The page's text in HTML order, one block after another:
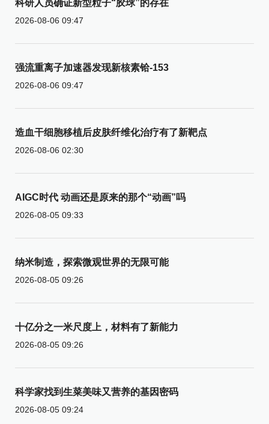
科研人员确证新型粒子“胶球”的存在
2026-08-06 09:47
强流重离子加速器发现新核素铪-153
2026-08-06 09:47
造血干细胞移植后皮肤纤维化治疗有了新靶点
2026-08-06 02:30
AIGC时代 动画还是原来的那个“动画”吗
2026-08-05 09:33
纳米制造，探索微观世界的无限可能
2026-08-05 09:26
十亿分之一米尺度上，材料有了新能力
2026-08-05 09:26
科学家找到生菜美味又营养的基因密码
2026-08-05 09:24